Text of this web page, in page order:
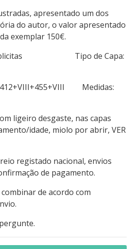
apresentado um dos
do autor, o valor apresentado
exemplar 150€.
Publicitas Tipo de Capa:
412+VIII+455+VIII Medidas:
ligeiro desgaste, nas capas
idade, miolo por abrir, VER
registado nacional, envios
de pagamento.
de acordo com